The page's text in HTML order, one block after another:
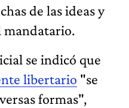
de las ideas y
mandatario.
se indicó que
libertario "se
formas",